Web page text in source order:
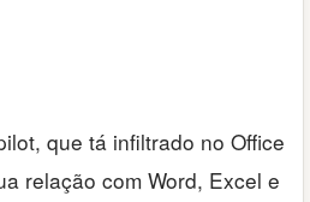
que tá infiltrado no Office
relação com Word, Excel e